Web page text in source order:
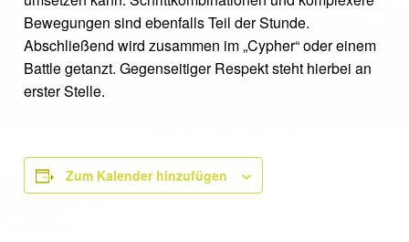
Bewegungen sind ebenfalls Teil der Stunde.
Abschließend wird zusammen im „Cypher“ oder einem
Battle getanzt. Gegenseitiger Respekt steht hierbei an
erster Stelle.
Zum Kalender hinzufügen